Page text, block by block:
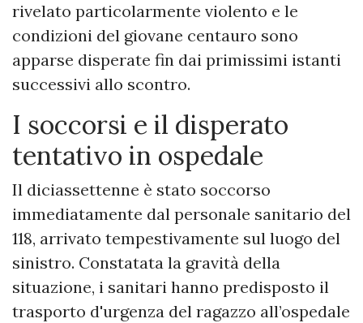
rivelato particolarmente violento e le
condizioni del giovane centauro sono
apparse disperate fin dai primissimi istanti
successivi allo scontro.
​I soccorsi e il disperato
tentativo in ospedale
​Il diciassettenne è stato soccorso
immediatamente dal personale sanitario del
118, arrivato tempestivamente sul luogo del
sinistro. Constatata la gravità della
situazione, i sanitari hanno predisposto il
trasporto d'urgenza del ragazzo all’ospedale